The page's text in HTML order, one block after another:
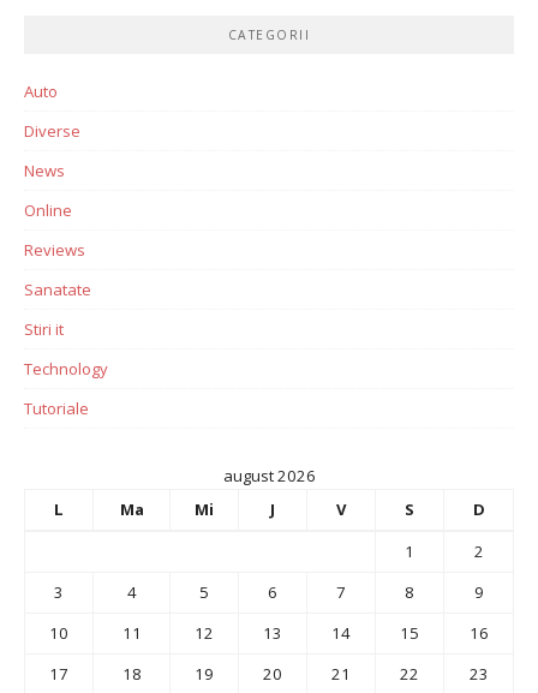
CATEGORII
Auto
Diverse
News
Online
Reviews
Sanatate
Stiri it
Technology
Tutoriale
august 2026
L
Ma Mi J V S
D
1
2
3
4 5 6 7 8
9
10
11 12 13 14 15
16
17
18 19 20 21 22
23